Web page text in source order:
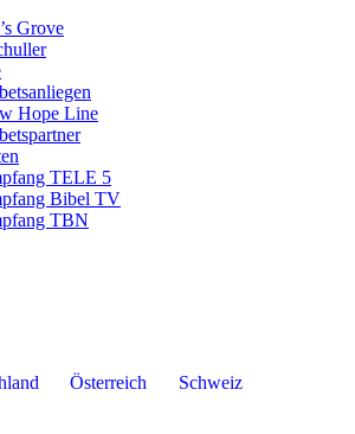
Grove
Hope Line
TELE 5
Bibel TV
TBN
Österreich Schweiz